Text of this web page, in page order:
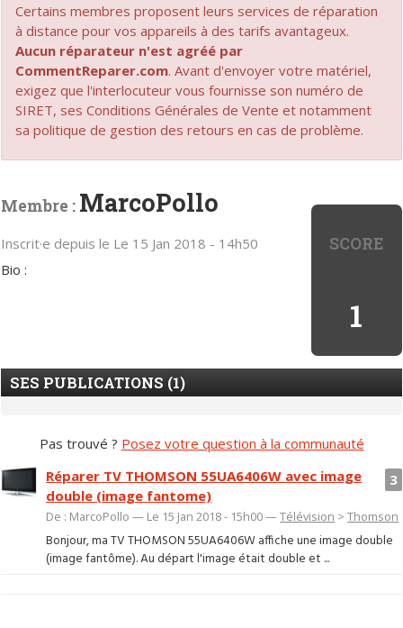
Certains membres proposent leurs services de réparation
à distance pour vos appareils à des tarifs avantageux.
Aucun réparateur n'est agréé par
CommentReparer.com. Avant d'envoyer votre matériel,
exigez que l'interlocuteur vous fournisse son numéro de
SIRET, ses Conditions Générales de Vente et notamment
sa politique de gestion des retours en cas de problème.
SCORE
1
Membre : MarcoPollo
Inscrit·e depuis le Le 15 Jan 2018 - 14h50
Bio :
SES PUBLICATIONS (1)
Pas trouvé ? Posez votre question à la communauté
3
Réparer TV THOMSON 55UA6406W avec image
double (image fantome)
De : MarcoPollo — Le 15 Jan 2018 - 15h00 —Télévision >Thomson
Bonjour, ma TV THOMSON 55UA6406W affiche une image double
(image fantôme). Au départ l'image était double et ...